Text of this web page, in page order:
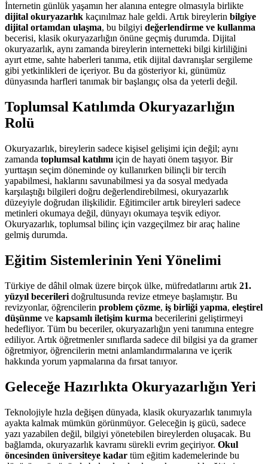
İnternetin günlük yaşamın her alanına entegre olmasıyla birlikte
dijital okuryazarlık kaçınılmaz hale geldi. Artık bireylerin bilgiye
dijital ortamdan ulaşma, bu bilgiyi değerlendirme ve kullanma
becerisi, klasik okuryazarlığın önüne geçmiş durumda. Dijital
okuryazarlık, aynı zamanda bireylerin internetteki bilgi kirliliğini
ayırt etme, sahte haberleri tanıma, etik dijital davranışlar sergileme
gibi yetkinlikleri de içeriyor. Bu da gösteriyor ki, günümüz
dünyasında harfleri tanımak bir başlangıç olsa da yeterli değil.
Toplumsal Katılımda Okuryazarlığın
Rolü
Okuryazarlık, bireylerin sadece kişisel gelişimi için değil; aynı
zamanda toplumsal katılımı için de hayati önem taşıyor. Bir
yurttaşın seçim döneminde oy kullanırken bilinçli bir tercih
yapabilmesi, haklarını savunabilmesi ya da sosyal medyada
karşılaştığı bilgileri doğru değerlendirebilmesi, okuryazarlık
düzeyiyle doğrudan ilişkilidir. Eğitimciler artık bireyleri sadece
metinleri okumaya değil, dünyayı okumaya teşvik ediyor.
Okuryazarlık, toplumsal bilinç için vazgeçilmez bir araç haline
gelmiş durumda.
Eğitim Sistemlerinin Yeni Yönelimi
Türkiye de dâhil olmak üzere birçok ülke, müfredatlarını artık 21.
yüzyıl becerileri doğrultusunda revize etmeye başlamıştır. Bu
revizyonlar, öğrencilerin problem çözme, iş birliği yapma, eleştirel
düşünme ve kapsamlı iletişim kurma becerilerini geliştirmeyi
hedefliyor. Tüm bu beceriler, okuryazarlığın yeni tanımına entegre
ediliyor. Artık öğretmenler sınıflarda sadece dil bilgisi ya da gramer
öğretmiyor, öğrencilerin metni anlamlandırmalarına ve içerik
hakkında yorum yapmalarına da fırsat tanıyor.
Geleceğe Hazırlıkta Okuryazarlığın Yeri
Teknolojiyle hızla değişen dünyada, klasik okuryazarlık tanımıyla
ayakta kalmak mümkün görünmüyor. Geleceğin iş gücü, sadece
yazı yazabilen değil, bilgiyi yönetebilen bireylerden oluşacak. Bu
bağlamda, okuryazarlık kavramı sürekli evrim geçiriyor. Okul
öncesinden üniversiteye kadar tüm eğitim kademelerinde bu